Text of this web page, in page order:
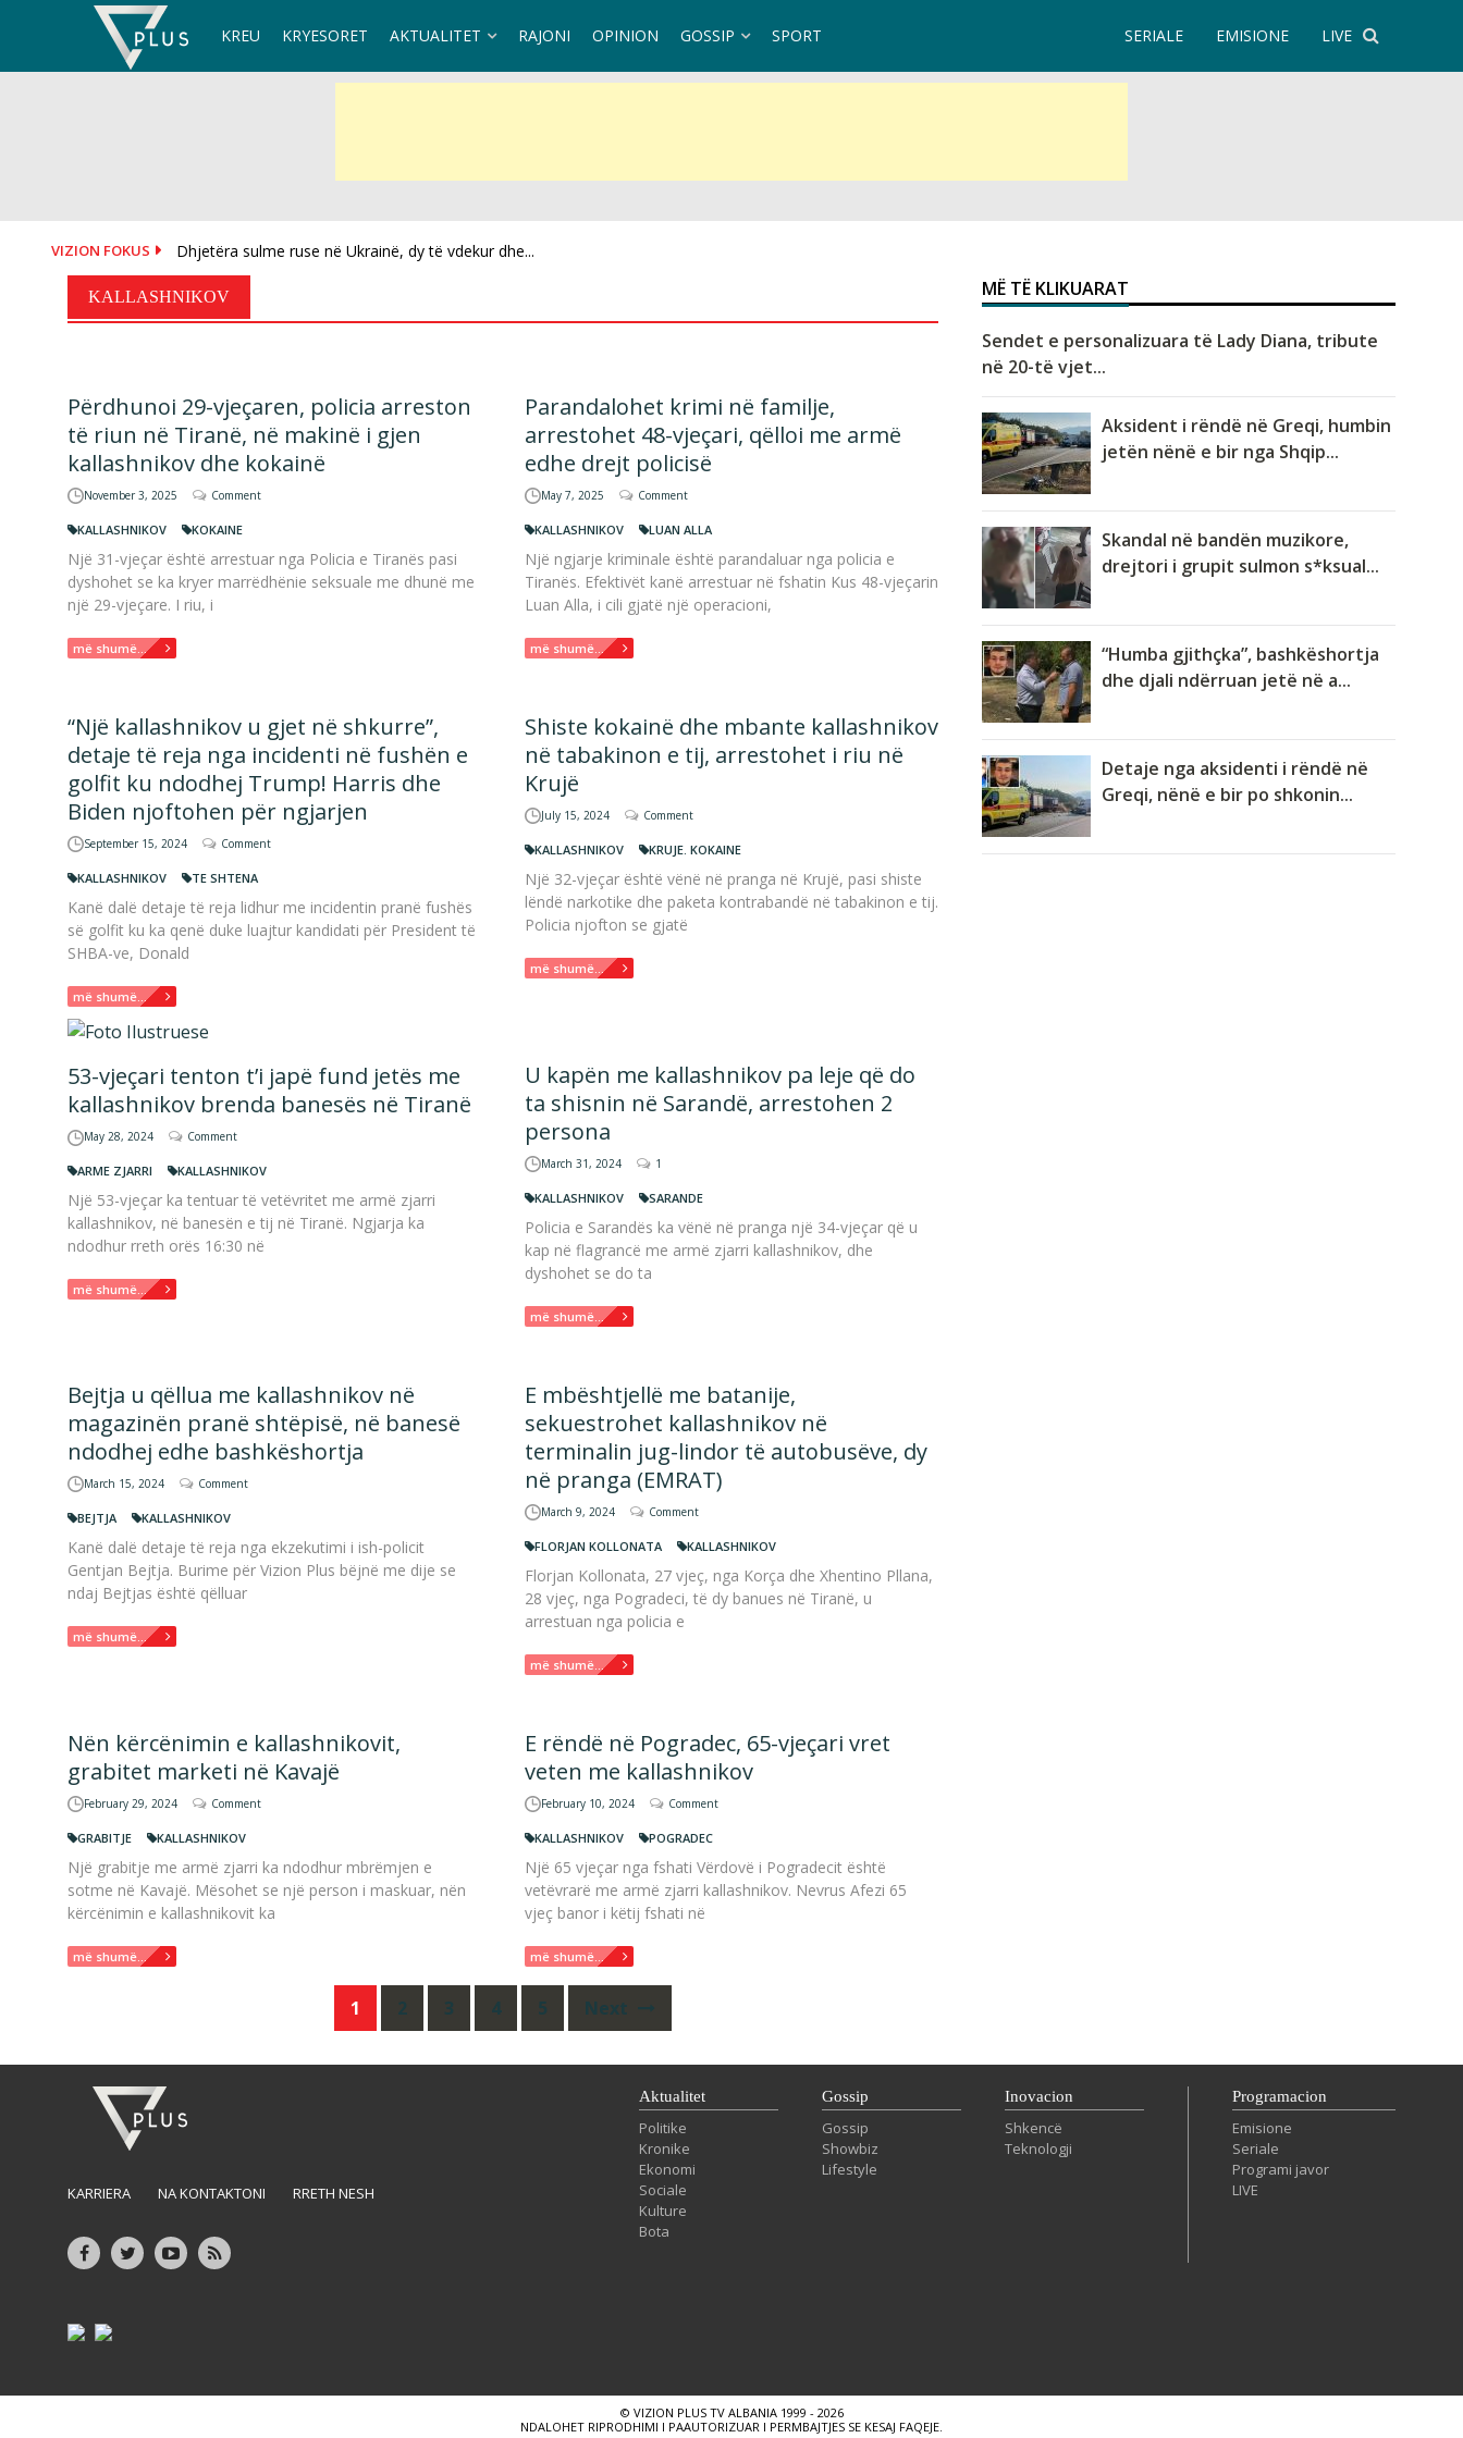
KREU KRYESORET AKTUALITET RAJONI OPINION GOSSIP SPORT LIVE
EMISIONE
SERIALE
VIZION FOKUS Dhjetëra sulme ruse në Ukrainë, dy të vdekur dhe...
KALLASHNIKOV
Përdhunoi 29-vjeçaren, policia arreston
të riun në Tiranë, në makinë i gjen
kallashnikov dhe kokainë
November 3, 2025 Comment
KALLASHNIKOV KOKAINE
Një 31-vjeçar është arrestuar nga Policia e Tiranës pasi
dyshohet se ka kryer marrëdhënie seksuale me dhunë me
një 29-vjeçare. I riu, i
më shumë...
Parandalohet krimi në familje,
arrestohet 48-vjeçari, qëlloi me armë
edhe drejt policisë
May 7, 2025 Comment
KALLASHNIKOV LUAN ALLA
Një ngjarje kriminale është parandaluar nga policia e
Tiranës. Efektivët kanë arrestuar në fshatin Kus 48-vjeçarin
Luan Alla, i cili gjatë një operacioni,
më shumë...
“Një kallashnikov u gjet në shkurre”,
detaje të reja nga incidenti në fushën e
golfit ku ndodhej Trump! Harris dhe
Biden njoftohen për ngjarjen
September 15, 2024 Comment
KALLASHNIKOV TE SHTENA
Kanë dalë detaje të reja lidhur me incidentin pranë fushës
së golfit ku ka qenë duke luajtur kandidati për President të
SHBA-ve, Donald
më shumë...
Shiste kokainë dhe mbante kallashnikov
në tabakinon e tij, arrestohet i riu në
Krujë
July 15, 2024 Comment
KALLASHNIKOV KRUJE. KOKAINE
Një 32-vjeçar është vënë në pranga në Krujë, pasi shiste
lëndë narkotike dhe paketa kontrabandë në tabakinon e tij.
Policia njofton se gjatë
më shumë...
53-vjeçari tenton t’i japë fund jetës me
kallashnikov brenda banesës në Tiranë
May 28, 2024 Comment
ARME ZJARRI KALLASHNIKOV
Një 53-vjeçar ka tentuar të vetëvritet me armë zjarri
kallashnikov, në banesën e tij në Tiranë. Ngjarja ka
ndodhur rreth orës 16:30 në
më shumë...
U kapën me kallashnikov pa leje që do
ta shisnin në Sarandë, arrestohen 2
persona
March 31, 2024 1
KALLASHNIKOV SARANDE
Policia e Sarandës ka vënë në pranga një 34-vjeçar që u
kap në flagrancë me armë zjarri kallashnikov, dhe
dyshohet se do ta
më shumë...
Bejtja u qëllua me kallashnikov në
magazinën pranë shtëpisë, në banesë
ndodhej edhe bashkëshortja
March 15, 2024 Comment
BEJTJA KALLASHNIKOV
Kanë dalë detaje të reja nga ekzekutimi i ish-policit
Gentjan Bejtja. Burime për Vizion Plus bëjnë me dije se
ndaj Bejtjas është qëlluar
më shumë...
E mbështjellë me batanije,
sekuestrohet kallashnikov në
terminalin jug-lindor të autobusëve, dy
në pranga (EMRAT)
March 9, 2024 Comment
FLORJAN KOLLONATA KALLASHNIKOV
Florjan Kollonata, 27 vjeç, nga Korça dhe Xhentino Pllana,
28 vjeç, nga Pogradeci, të dy banues në Tiranë, u
arrestuan nga policia e
më shumë...
Nën kërcënimin e kallashnikovit,
grabitet marketi në Kavajë
February 29, 2024 Comment
GRABITJE KALLASHNIKOV
Një grabitje me armë zjarri ka ndodhur mbrëmjen e
sotme në Kavajë. Mësohet se një person i maskuar, nën
kërcënimin e kallashnikovit ka
më shumë...
E rëndë në Pogradec, 65-vjeçari vret
veten me kallashnikov
February 10, 2024 Comment
KALLASHNIKOV POGRADEC
Një 65 vjeçar nga fshati Vërdovë i Pogradecit është
vetëvrarë me armë zjarri kallashnikov. Nevrus Afezi 65
vjeç banor i këtij fshati në
më shumë...
1 2 3 4 5 Next
MË TË KLIKUARAT
Sendet e personalizuara të Lady Diana, tribute
në 20-të vjet...
Aksident i rëndë në Greqi, humbin
jetën nënë e bir nga Shqip...
Skandal në bandën muzikore,
drejtori i grupit sulmon s*ksual...
“Humba gjithçka”, bashkëshortja
dhe djali ndërruan jetë në a...
Detaje nga aksidenti i rëndë në
Greqi, nënë e bir po shkonin...
KARRIERA NA KONTAKTONI RRETH NESH
Aktualitet
Politike
Kronike
Ekonomi
Sociale
Kulture
Bota
Gossip
Gossip
Showbiz
Lifestyle
Inovacion
Shkencë
Teknologji
Programacion
Emisione
Seriale
Programi javor
LIVE
© VIZION PLUS TV ALBANIA 1999 - 2026
NDALOHET RIPRODHIMI I PAAUTORIZUAR I PERMBAJTJES SE KESAJ FAQEJE.